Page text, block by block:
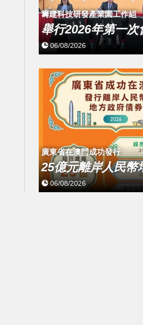
籌建科技研發產業園工作組
舉行2026年第一次
06/08/2026
廣東省在澳門成功發行
25億元離岸人民幣
06/08/2026